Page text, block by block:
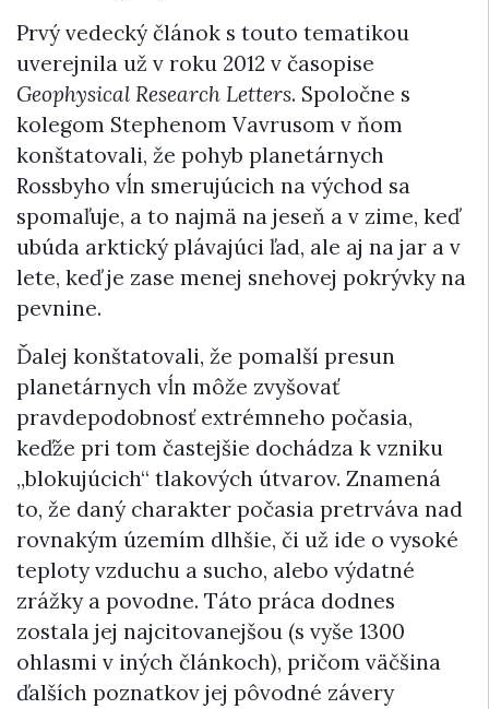
Prvý vedecký článok s touto tematikou
uverejnila už v roku 2012 v časopise
Geophysical Research Letters. Spoločne s
kolegom Stephenom Vavrusom v ňom
konštatovali, že pohyb planetárnych
Rossbyho vĺn smerujúcich na východ sa
spomaľuje, a to najmä na jeseň a v zime, keď
ubúda arktický plávajúci ľad, ale aj na jar a v
lete, keď je zase menej snehovej pokrývky na
pevnine.
Ďalej konštatovali, že pomalší presun
planetárnych vĺn môže zvyšovať
pravdepodobnosť extrémneho počasia,
keďže pri tom častejšie dochádza k vzniku
„blokujúcich“ tlakových útvarov. Znamená
to, že daný charakter počasia pretrváva nad
rovnakým územím dlhšie, či už ide o vysoké
teploty vzduchu a sucho, alebo výdatné
zrážky a povodne. Táto práca dodnes
zostala jej najcitovanejšou (s vyše 1300
ohlasmi v iných článkoch), pričom väčšina
ďalších poznatkov jej pôvodné závery